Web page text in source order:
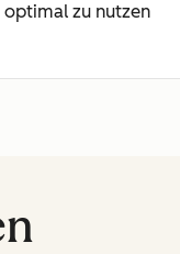
optimal zu nutzen